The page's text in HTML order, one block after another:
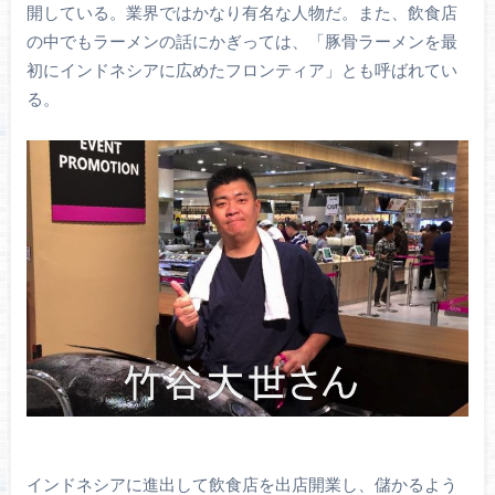
開している。業界ではかなり有名な人物だ。また、飲食店
の中でもラーメンの話にかぎっては、「豚骨ラーメンを最
初にインドネシアに広めたフロンティア」とも呼ばれてい
る。
インドネシアに進出して飲食店を出店開業し、儲かるよう